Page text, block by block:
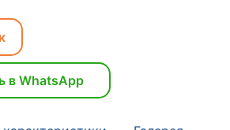
в WhatsApp